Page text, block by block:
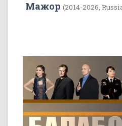
Мажор (2014-2026,